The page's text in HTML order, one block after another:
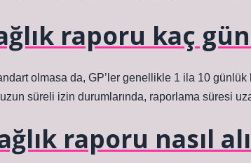
raporu kaç
olmasa da, GP’ler genellikle 1 ila 10
süreli izin durumlarında, raporlama süresi
raporu nasıl